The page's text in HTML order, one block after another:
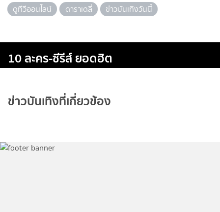
ดูทีวีออนไลน์
ดาราเดลี่ ข่าวบันเทิงวันนี้
10 ละคร-ซีรีส์ ยอดฮิต
ข่าวบันเทิงที่เกี่ยวข้อง